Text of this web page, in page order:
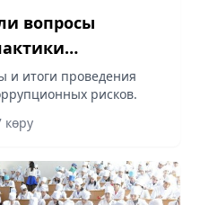
вопросы
в
и итоги проведения
рисков.
көру